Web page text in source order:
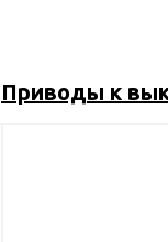
Приводы к